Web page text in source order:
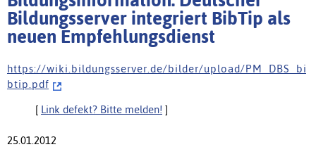
Bildungsserver integriert BibTip als
neuen Empfehlungsdienst
h t t p s : / / w i k i . b i l d u n g s s e r v e r . d e / b i l d e r / u p l o a d / P M _ D B S _ b i
b t i p . p d f
[ Link defekt? Bitte melden! ]
25.01.2012